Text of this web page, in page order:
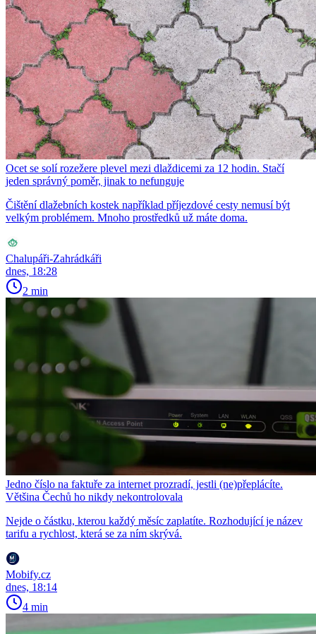
Ocet se solí rozežere plevel mezi dlaždicemi za 12 hodin. Stačí
jeden správný poměr, jinak to nefunguje
Čištění dlažebních kostek například příjezdové cesty nemusí být
velkým problémem. Mnoho prostředků už máte doma.
Chalupáři-Zahrádkáři
dnes, 18:28
2 min
Jedno číslo na faktuře za internet prozradí, jestli (ne)přeplácíte.
Většina Čechů ho nikdy nekontrolovala
Nejde o částku, kterou každý měsíc zaplatíte. Rozhodující je název
tarifu a rychlost, která se za ním skrývá.
Mobify.cz
dnes, 18:14
4 min